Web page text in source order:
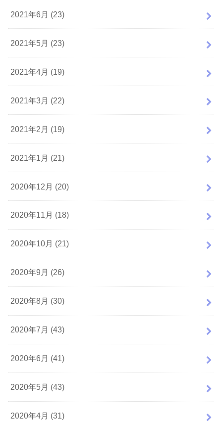
2021年6月 (23)
2021年5月 (23)
2021年4月 (19)
2021年3月 (22)
2021年2月 (19)
2021年1月 (21)
2020年12月 (20)
2020年11月 (18)
2020年10月 (21)
2020年9月 (26)
2020年8月 (30)
2020年7月 (43)
2020年6月 (41)
2020年5月 (43)
2020年4月 (31)